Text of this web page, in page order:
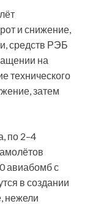
и снижение,
средств РЭБ
на
технического
затем
по 2–4
авиабомб с
в создании
нежели